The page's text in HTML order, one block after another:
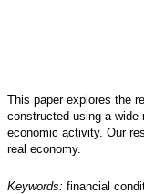
This paper explores the
constructed using a wide
economic activity. Our
real economy.
Keywords: financial